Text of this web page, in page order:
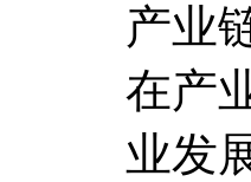
产业
在产
业发